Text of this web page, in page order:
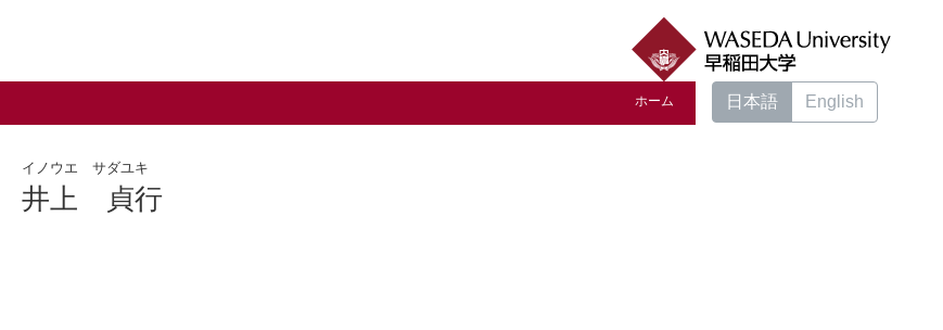
ホーム 日本語 English
イノウエ サダユキ
井上 貞行